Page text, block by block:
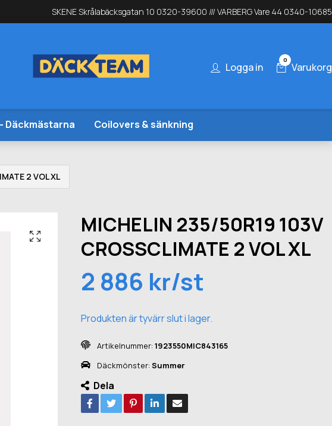
SKENE Skrålabäcksgatan 10 0320-39600 /// VARBERG Vare 44 0340-10685
Logga in
0
Varukorg
Däckmästarna Coilovers & sänkning
2 VOL XL
MICHELIN 235/50R19 103V
CROSSCLIMATE 2 VOL XL
2 886 kr/st
Produkten är tyvärr slut i lager.
Artikelnummer: 1923550MIC843165
Däckmönster: Summer
Dela